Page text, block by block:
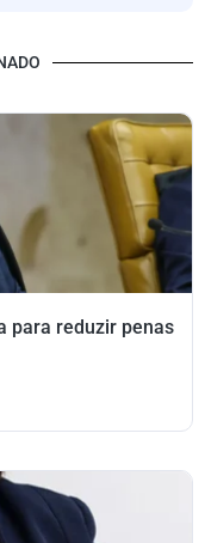
para reduzir penas